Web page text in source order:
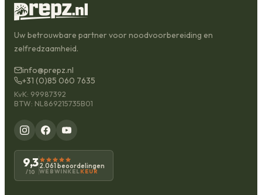
Uw betrouwbare partner voor noodvoorbereiding en
zelfredzaamheid.
info@prepz.nl
+31 (0)85 060 7635
KvK: 99987392
BTW: NL869215735B01
9,3
/10
2.061 beoordelingen
WEBWINKEL KEUR